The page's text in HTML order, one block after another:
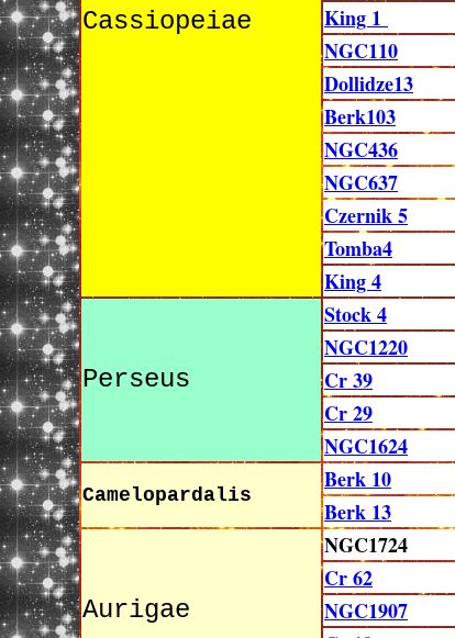
Cassiopeiae
King 1
NGC110
Dollidze13
Berk103
NGC436
NGC637
Czernik 5
Tomba4
King 4
Perseus
Stock 4
NGC1220
Cr 39
Cr 29
NGC1624
Camelopardalis
Berk 10
Berk 13
Aurigae
NGC1724
Cr 62
NGC1907